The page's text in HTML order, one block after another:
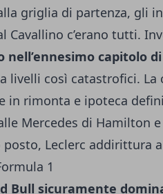
griglia di partenza, gli
Cavallino c’erano tutti.
nell’ennesimo capitolo
livelli così catastrofici. La
in rimonta e ipoteca
Mercedes di Hamilton e
Leclerc addirittura
Bull sicuramente